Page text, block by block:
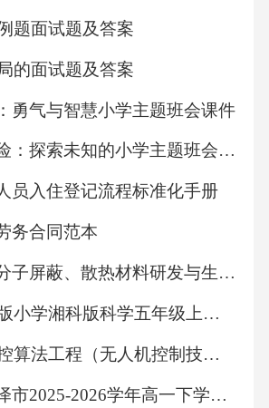
题面试题及答案
的面试题及答案
勇气与智慧小学主题班会课件
勇气与冒险：探索未知的小学主题班会课件
员入住登记流程标准化手册
务合同范本
功能性高分子屏蔽、散热材料研发与生产项目可行性研究报告模板-拿地立项申报
2026秋新版小学湘科版科学五年级上册教学设计（附目录）适用于新课标
2026年飞控算法工程（无人机控制技术）试题及答案
山东省菏泽市2025-2026学年高一下学期期末考试英语试卷